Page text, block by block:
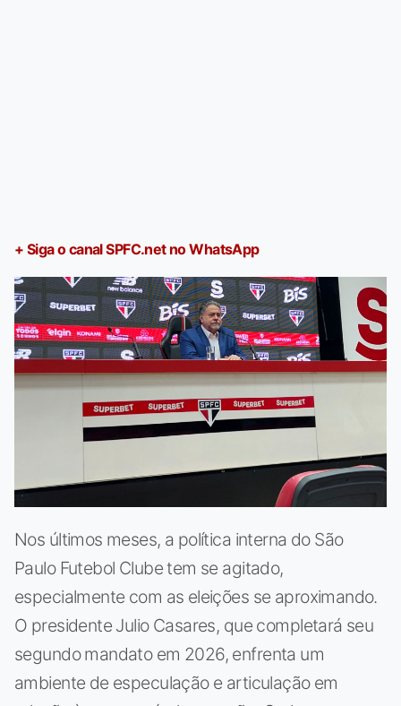
+ Siga o canal SPFC.net no WhatsApp
Nos últimos meses, a política interna do São
Paulo Futebol Clube tem se agitado,
especialmente com as eleições se aproximando.
O presidente Julio Casares, que completará seu
segundo mandato em 2026, enfrenta um
ambiente de especulação e articulação em